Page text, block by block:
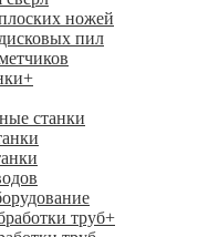
ножей
пил
+
станки
труб+